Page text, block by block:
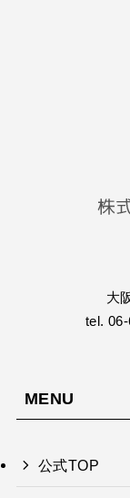
大
tel.
MENU
公式TOP